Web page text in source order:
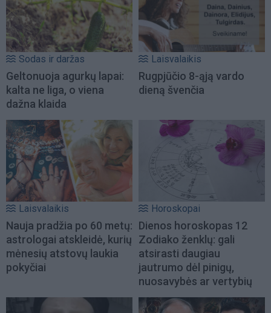
Sodas ir daržas
Geltonuoja agurkų lapai:
kalta ne liga, o viena
dažna klaida
Laisvalaikis
Rugpjūčio 8-ąją vardo
dieną švenčia
Laisvalaikis
Nauja pradžia po 60 metų:
astrologai atskleidė, kurių
mėnesių atstovų laukia
pokyčiai
Horoskopai
Dienos horoskopas 12
Zodiako ženklų: gali
atsirasti daugiau
jautrumo dėl pinigų,
nuosavybės ar vertybių